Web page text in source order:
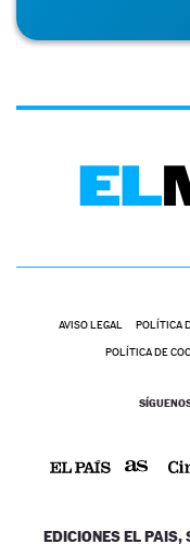
AVISO LEGAL POLÍTICA
POLÍTICA DE
EDICIONES EL PAIS,